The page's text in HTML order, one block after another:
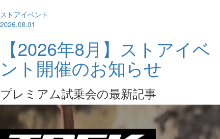
ストアイベント
2026.08.01
【2026年8月】ストアイベ
ント開催のお知らせ
プレミアム試乗会の最新記事